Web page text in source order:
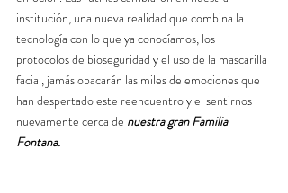
institución, una nueva realidad que combina la
tecnología con lo que ya conocíamos, los
protocolos de bioseguridad y el uso de la mascarilla
facial, jamás opacarán las miles de emociones que
han despertado este reencuentro y el sentirnos
nuevamente cerca de nuestra gran Familia
Fontana.